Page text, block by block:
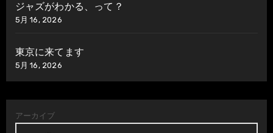
ジャズがわかる、って？
5月 16, 2026
東京に来てます
5月 16, 2026
アーカイブ